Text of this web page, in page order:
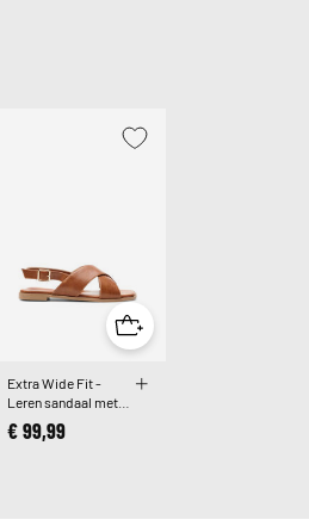
Extra Wide Fit -
Leren sandaal met
gekruiste bandjes
€ 99,99